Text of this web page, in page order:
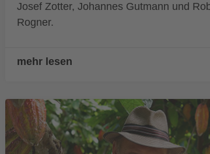
Josef Zotter, Johannes Gutmann und
Rogner.
mehr lesen